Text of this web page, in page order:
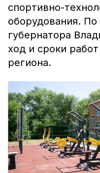
спортивно-
оборудования.
губернатора
ход и сроки
региона.